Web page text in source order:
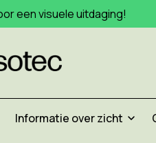
een visuele uitdaging!
Informatie over zicht